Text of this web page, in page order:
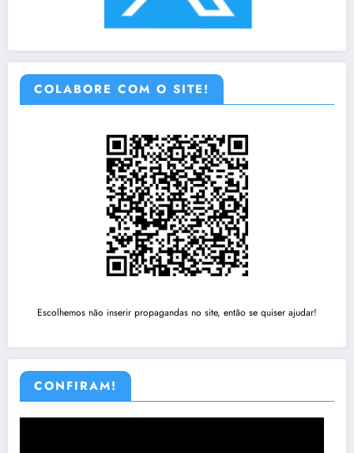
COLABORE COM O SITE!
Escolhemos não inserir propagandas no site, então se quiser ajudar!
CONFIRAM!